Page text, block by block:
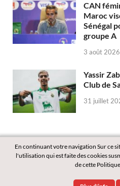
CAN
Maroc
Sénégal
groupe A
3 août 2026
Yassir
Club de
31 juillet
En continuant votre navigation Sur ce
l'utilisation qui est faite des cookies
de cette